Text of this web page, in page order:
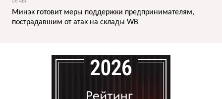
06 АВГ
Минэк готовит меры поддержки предпринимателям,
пострадавшим от атак на склады WB